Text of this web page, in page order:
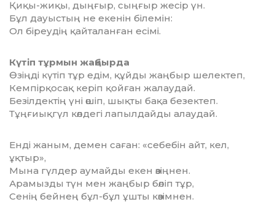
Қиқы-жиқы, дыңғыр, сыңғыр жесір үн.
Бұл дауыстың не екенін білемін:
Ол біреудің қайталанған есімі.
Күтіп тұрмын жаңбырда
Өзіңді күтіп тұр едім, құйды жаңбыр шелектеп,
Кемпірқосақ керіп қойған жалаудай.
Безілдектің үні өшіп, шықты бақа безектеп.
Тұңғиықгүл көлдегі лапылдайды алаудай.
Енді жаным, демен саған: «себебін айт, кел,
ұқтыр»,
Мына гүлдер аумайды екен өзіңнен.
Арамызды түн мен жаңбыр бөліп тұр,
Сенің бейнең бұл-бұл ұшты көзімнен.